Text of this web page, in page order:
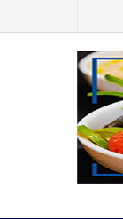
عن